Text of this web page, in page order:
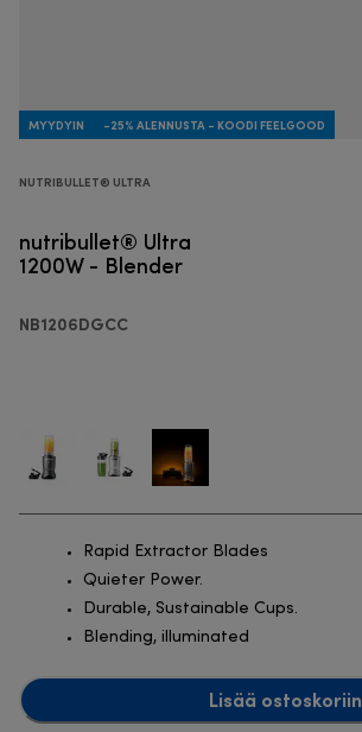
MYYDYIN -25% ALENNUSTA - KOODI FEELGOOD
NUTRIBULLET® ULTRA
nutribullet® Ultra
1200W - Blender
NB1206DGCC
Rapid Extractor Blades
Quieter Power.
Durable, Sustainable Cups.
Blending, illuminated
Lisää ostoskoriin